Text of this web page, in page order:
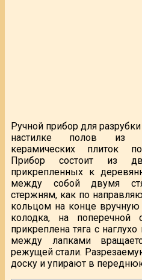
Ручной прибор для
настилке полов из
керамических плиток
Прибор состоит из
прикрепленных к
между собой двумя
стержням, как по
кольцом на конце вручную
колодка, на поперечной
прикреплена тяга с
между лапками
режущей стали.
доску и упирают в